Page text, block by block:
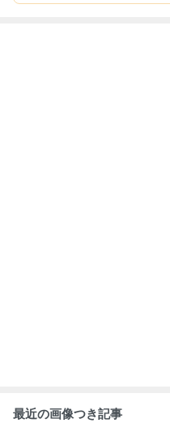
最近の画像つき記事